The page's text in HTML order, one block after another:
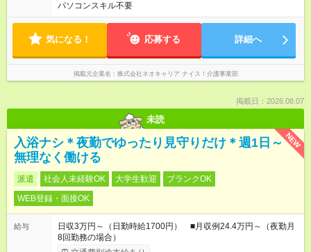
パソコンスキル不要
気になる！ 応募する 詳細へ
掲載元企業名 株式会社ネオキャリア ナイス！介護事業部
掲載日：2026.08.07
未読
NEW
入浴ナシ＊夜勤でゆったり見守りだけ＊週1日～
無理なく働ける
派遣 社会人未経験OK 大学生歓迎
ブランクOK
WEB登録・面接OK
給与
日収3万円～（日勤時給1700円） ■月収例24.4万円～（夜勤月
8回勤務の場合）